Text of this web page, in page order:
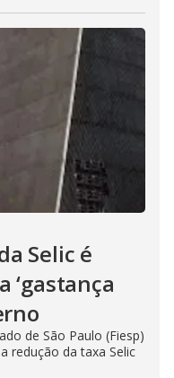
Selic é
‘gastança
de São Paulo (Fiesp)
redução da taxa Selic